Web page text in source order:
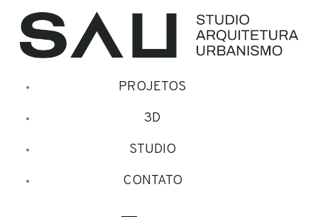
PROJETOS
3D
STUDIO
CONTATO